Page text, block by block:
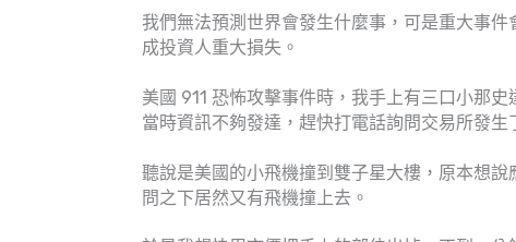
我們無法預測世界會發生什麼事，可是重大事
成投資人重大損失。
美國 911 恐怖攻擊事件時，我手上有三口小那
當時資訊不夠發達，趕快打電話詢問交易所發生
聽說是美國的小飛機撞到雙子星大樓，原本想
問之下居然又有飛機撞上去。